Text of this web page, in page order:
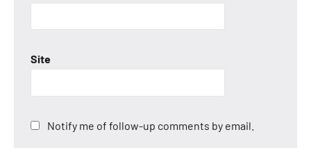
Site
Notify me of follow-up comments by email.